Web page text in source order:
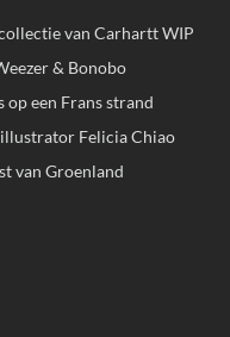
van Carhartt WIP
& Bonobo
een Frans strand
Felicia Chiao
van Groenland